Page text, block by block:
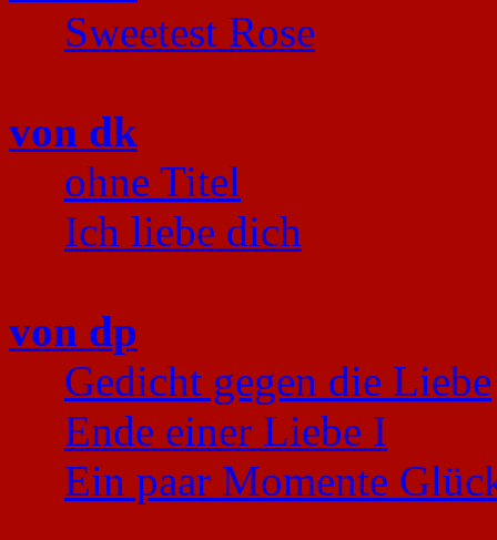
Sweetest Rose
von dk
ohne Titel
Ich liebe dich
von dp
Gedicht gegen die Liebe
Ende einer Liebe I
Ein paar Momente